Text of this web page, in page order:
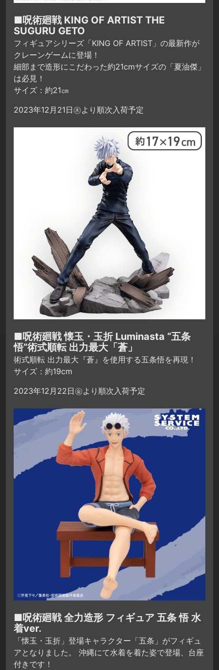
■呪術廻戦 KING OF ARTIST THE
SUGURU GETO
フィギュアシリーズ「KING OF ARTIST」の最新作が
クレーンゲームに登場！
細部まで造形にこだわった約21cmサイズの「夏油傑」
は必見！
サイズ：約21㎝
2023年12月21日㊍より順次入荷予定
■呪術廻戦 懐玉・玉折 Luminasta “五条
悟”術式順転 出力最大「蒼」
術式順転 出力最大『蒼』を使用する五条悟を再現！
サイズ：約19cm
2023年12月22日㊎より順次入荷予定
■呪術廻戦 全力造形 フィギュア 五条 悟 水
着ver.
「懐玉・玉折」登場キャラクター「五条」がフィギュ
アとなりました。 沖縄にて水着を着た姿で登場、台座
付きです！